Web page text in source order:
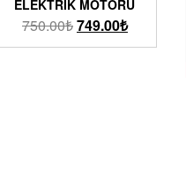
ELEKTRIK MOTORU
750.00₺749.00₺